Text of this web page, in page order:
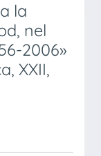
la
nel
2006»
XXII,